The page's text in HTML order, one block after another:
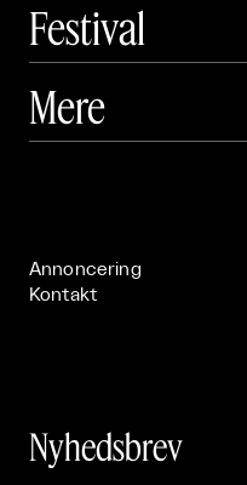
Festival
 Art Matter Festival
Mere
Annoncering
Kontakt
Nyhedsbrev